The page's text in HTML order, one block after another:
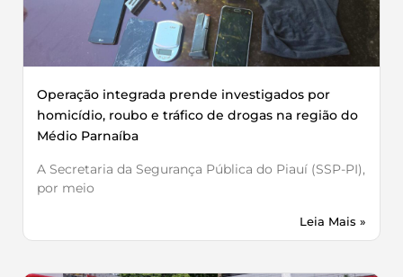
Operação integrada prende investigados por
homicídio, roubo e tráfico de drogas na região do
Médio Parnaíba
A Secretaria da Segurança Pública do Piauí (SSP-PI),
por meio
Leia Mais »